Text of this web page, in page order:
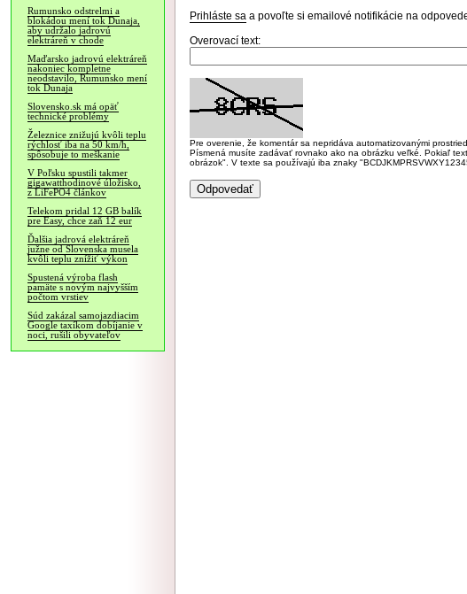
Rumunsko odstrelmi a
blokádou mení tok Dunaja,
aby udržalo jadrovú
elektráreň v chode
Maďarsko jadrovú elektráreň
nakoniec kompletne
neodstavilo, Rumunsko mení
tok Dunaja
Slovensko.sk má opäť
technické problémy
Železnice znižujú kvôli teplu
rýchlosť iba na 50 km/h,
spôsobuje to meškanie
V Poľsku spustili takmer
gigawatthodinové úložisko,
z LiFePO4 článkov
Telekom pridal 12 GB balík
pre Easy, chce zaň 12 eur
Ďalšia jadrová elektráreň
južne od Slovenska musela
kvôli teplu znížiť výkon
Spustená výroba flash
pamäte s novým najvyšším
počtom vrstiev
Súd zakázal samojazdiacim
Google taxíkom dobíjanie v
noci, rušili obyvateľov
Prihláste sa a povoľte si emailové notifikácie na
Overovací text:
Pre overenie, že komentár sa nepridáva automatizovanými
Písmená musíte zadávať rovnako ako na obrázku veľké. Pokiaľ
obrázok". V texte sa používajú iba znaky